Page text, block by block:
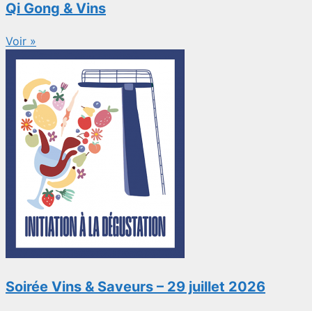
Qi Gong & Vins
Voir »
Soirée Vins & Saveurs – 29 juillet 2026